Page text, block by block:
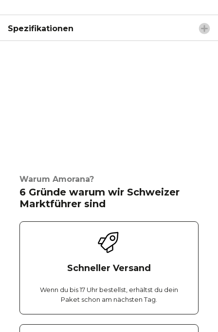
Spezifikationen
Warum Amorana?
6 Gründe warum wir Schweizer
Marktführer sind
Schneller Versand
Wenn du bis 17 Uhr bestellst, erhältst du dein
Paket schon am nächsten Tag.